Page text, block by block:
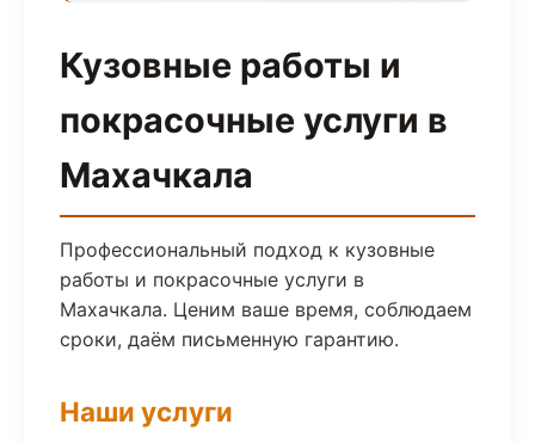
Кузовные работы и
покрасочные услуги в
Махачкала
Профессиональный подход к кузовные
работы и покрасочные услуги в
Махачкала. Ценим ваше время, соблюдаем
сроки, даём письменную гарантию.
Наши услуги